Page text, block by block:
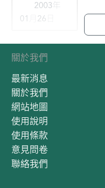
2003年
01月26日
關於我們
最新消息
關於我們
網站地圖
使用說明
使用條款
意見問卷
聯絡我們